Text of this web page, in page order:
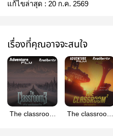
แก้ไขล่าสุด : 20 ก.ค. 2569
เรื่องที่คุณอาจจะสนใจ
The classroom
The classroom